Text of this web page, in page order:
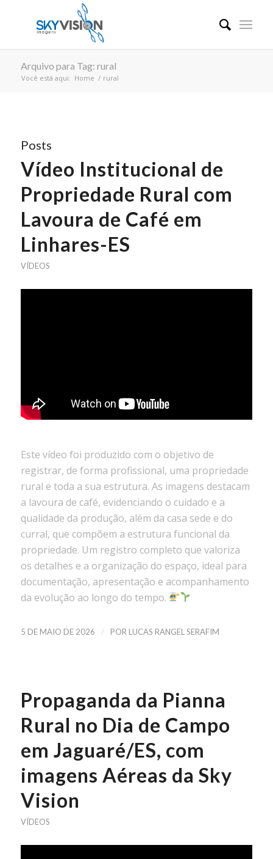
Arquivo para Tag: rural
Você está aqui: Home / rural
Posts
Vídeo Institucional de
Propriedade Rural com
Lavoura de Café em
Linhares-ES
VÍDEOS
Este vídeo foi produzido com o objetivo de
registrar, de forma profissional, uma propriedade
rural e toda a sua estrutura. As imagens destacam
a lavoura de café, evidenciando o cuidado e a
qualidade da produção, além da casa sede e do
curral, que compõem a estrutura funcional da
propriedade. Um registro completo que valoriza
os detalhes e a organização do espaço, ideal para
documentação, apresentação e acompanhamento
da evolução ao longo do tempo.
5 DE MAIO DE 2026 / POR LUCAS RANGEL SERAFIM
Propaganda da Pianna
Rural no Dia de Campo
em Jaguaré/ES, com
imagens Aéreas da Sky
Vision
VÍDEOS